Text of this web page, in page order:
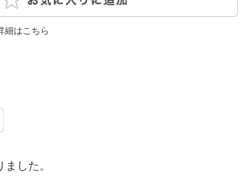
細はこちら
した。